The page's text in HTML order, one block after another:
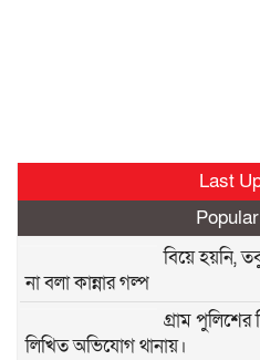
Last
বিয়ে হয়নি,
না বলা কান্নার গল্প
গ্রাম
লিখিত অভিযোগ থানায়।